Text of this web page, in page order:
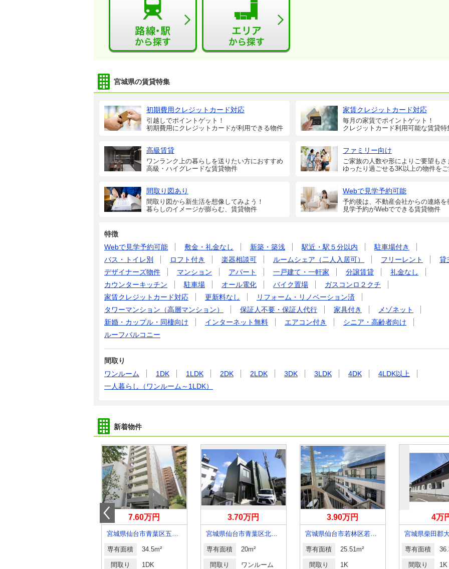
宮城県の賃貸特集
初期費用クレジットカード対応
引越しでポイントゲット！
初期費用にクレジットカードが利用できる物件
家賃クレジットカード対応
毎月の家賃でポイントゲット！
クレジットカード利用可能な賃貸特
高級賃貸
ワンランク上の暮らしを送りたい方におすすめ
高級・ハイグレードな賃貸物件
ファミリー向け
ご家族の人数や形によりご要望もさ
ゆったり過ごせる3K以上の物件をご
間取り図あり
間取り図から新生活を想像してみよう！
暮らしのイメージが膨らむ、賃貸物件
Webで見学予約可能
予約後は、不動産会社からの連絡を
見学予約がWebでできる賃貸物件
特徴
Webで見学予約可能
敷金・礼金なし 新築・築浅 駅近・駅５分以内
駐車場付き
バス・トイレ別
ロフト付き 楽器相談可 ルームシェア（二人入居可） フリーレント
貸
デザイナーズ物件
マンション アパート 一戸建て・一軒家 分譲賃貸
礼金なし
カウンターキッチン
駐車場 オール電化 バイク置場
ガスコンロ２クチ
家賃クレジットカード対応
更新料なし
リフォーム・リノベーション済
タワーマンション（高層マンション）
保証人不要・保証人代行 家具付き
メゾネット
新婚・カップル・同棲向け
インターネット無料 エアコン付き
シニア・高齢者向け
ルーフバルコニー
間取り
ワンルーム
1DK 1LDK 2DK 2LDK 3DK 3LDK 4DK
4LDK以上
一人暮らし（ワンルーム～1LDK）
新着物件
7.60万円
宮城県仙台市青葉区五橋２
専有面積 34.5m²
間取り 1DK
3.70万円
宮城県仙台市青葉区北山３
専有面積 20m²
間取り ワンルーム
3.90万円
宮城県仙台市若林区若林５丁目
専有面積 25.51m²
間取り 1K
4万
専有面積
間取り 1K